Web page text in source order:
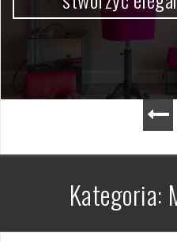
Kategoria: